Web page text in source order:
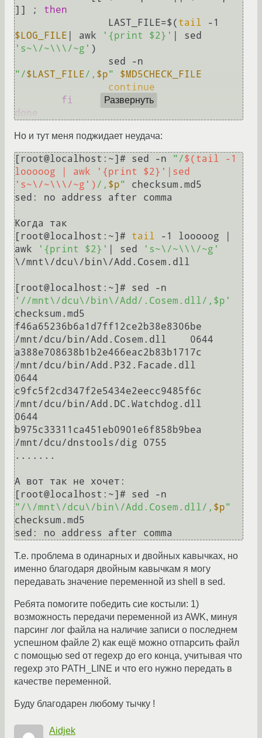
]] ; then
		LAST_FILE=$(
tail
$LOG_FILE | awk '{print $2}'
's~\/~\\\/~g' )
"/$LAST_FILE/, $p"
$MD5CHECK_FILE
continue
fi
done
Развернуть
Но и тут меня поджидает неудача:
[root@localhost:~]# sed -n "/$(tail -1
looooog | awk '{print $2}'|sed
's~\/~\\\/~g') /, $p"
checksum.md5
sed: no address after comma
Когда так
[root@localhost:~]# tail -1 looooog |
awk
'{print $2}' | sed
's~\/~\\\/~g'
\/mnt\/dcu\/bin\/Add.Cosem.dll
'//mnt\/dcu\/bin\/Add/.Cosem.dll/,$p'
checksum.md5
f46a65236b6a1d7ff12ce2b38e8306be
/mnt/dcu/bin/Add.Cosem.dll    0644
a388e708638b1b2e466eac2b83b1717c
/mnt/dcu/bin/Add.P32.Facade.dll
0644
c9fc5f2cd347f2e5434e2eecc9485f6c
/mnt/dcu/bin/Add.DC.Watchdog.dll
0644
b975c33311ca451eb0901e6f858b9bea
/mnt/dcu/dnstools/dig 0755
.......
А вот так не хочет:
"/\/mnt\/dcu\/bin\/Add.Cosem.dll/, $p"
checksum.md5
Т.е. проблема в одинарных и двойных кавычках, но
именно благодаря двойным кавычкам я могу
передавать значение переменной из shell в sed.
Ребята помогите победить сие костыли: 1)
возможность передачи переменной из AWK, минуя
парсинг лог файла на наличие записи о последнем
успешном файле 2) как ещё можно отпарсить файл
с помощью sed от regexp до его конца, учитывая что
regexp это PATH_LINE и что его нужно передать в
качестве переменной.
Буду благодарен любому тычку !
Aidjek